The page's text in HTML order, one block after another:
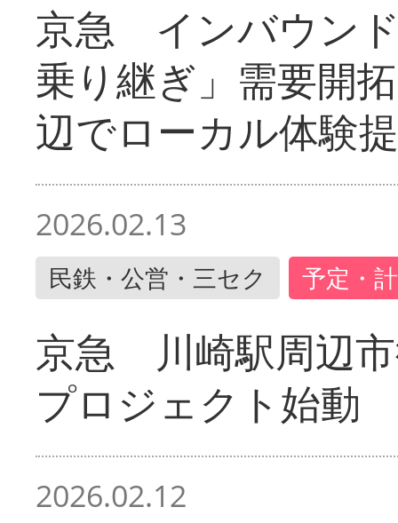
京急 インバウン
乗り継ぎ」需要開
辺でローカル体験
2026.02.13
民鉄・公営・三セク 予定・
京急 川崎駅周辺
プロジェクト始動
2026.02.12